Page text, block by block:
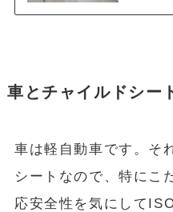
車とチャイルドシー
車は軽自動車です。そ
シートなので、特にこ
応安全性を気にして